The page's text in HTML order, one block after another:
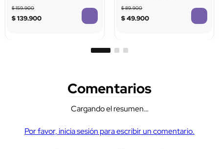
$159.900
$139.900
$89.900
$49.900
Comentarios
Cargando el resumen…
Por favor, inicia sesión para escribir un comentario.